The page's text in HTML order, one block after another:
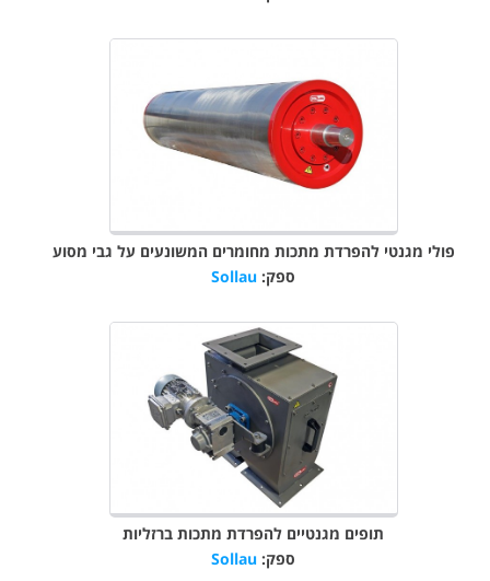
פולי מגנטי להפרדת מתכות מחומרים המשונעים על גבי מסוע
ספק: Sollau
תופים מגנטיים להפרדת מתכות ברזליות
ספק: Sollau